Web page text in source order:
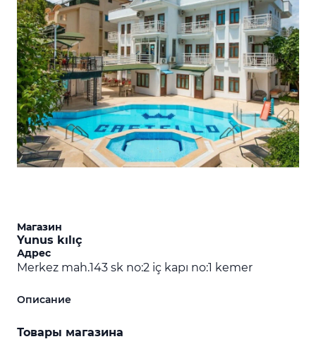
Магазин
Yunus kılıç
Адрес
Merkez mah.143 sk no:2 iç kapı no:1 kemer
Описание
Товары магазина